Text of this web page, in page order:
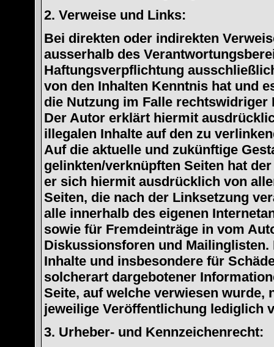
2. Verweise und Links:
Bei direkten oder indirekten
ausserhalb des
Haftungsverpflichtung
von den Inhalten Kenntnis hat und
die Nutzung im Falle rechtswidriger
Der Autor erklärt hiermit
illegalen Inhalte auf den zu
Auf die aktuelle und zukünftige
gelinkten/verknüpften Seiten hat
er sich hiermit ausdrücklich von
Seiten, die nach der Linksetzung
alle innerhalb des eigenen
sowie für Fremdeinträge in vom
Diskussionsforen und
Inhalte und insbesondere für
solcherart dargebotener
Seite, auf welche verwiesen
jeweilige Veröffentlichung lediglich
3. Urheber- und Kennzeichenrecht: